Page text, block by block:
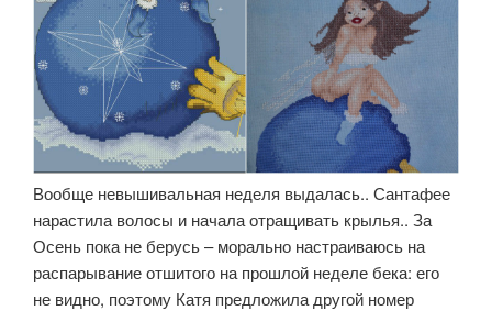
Вообще невышивальная неделя выдалась.. Сантафее
нарастила волосы и начала отращивать крылья.. За
Осень пока не берусь – морально настраиваюсь на
распарывание отшитого на прошлой неделе бека: его
не видно, поэтому Катя предложила другой номер